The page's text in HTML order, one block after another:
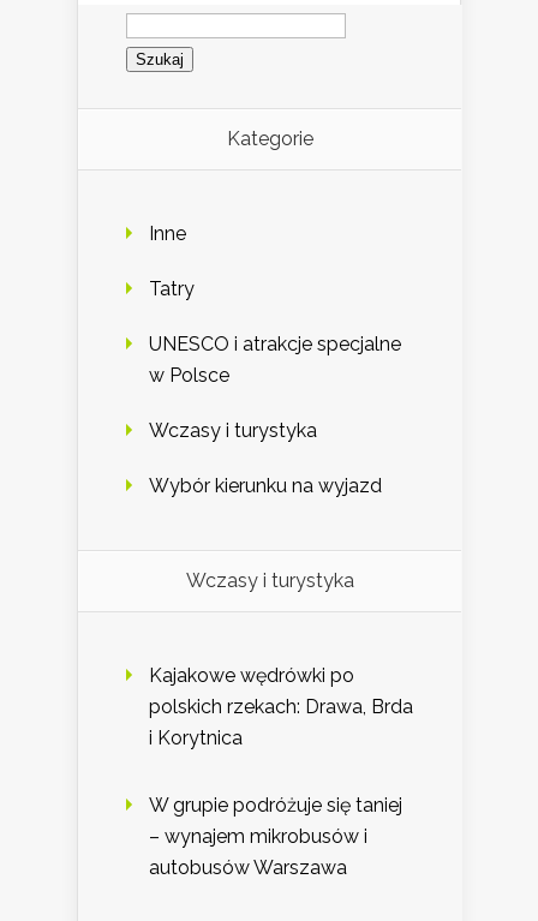
Szukaj:
Kategorie
Inne
Tatry
UNESCO i atrakcje specjalne
w Polsce
Wczasy i turystyka
Wybór kierunku na wyjazd
Wczasy i turystyka
Kajakowe wędrówki po
polskich rzekach: Drawa, Brda
i Korytnica
W grupie podróżuje się taniej
– wynajem mikrobusów i
autobusów Warszawa